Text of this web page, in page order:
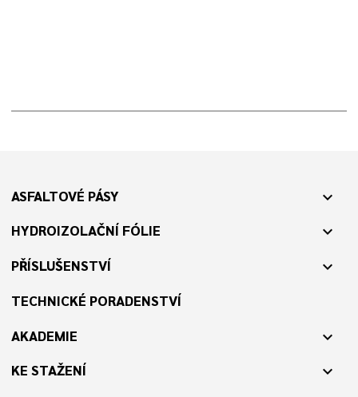
ASFALTOVÉ PÁSY expand_more
HYDROIZOLAČNÍ FÓLIE expand_more
PŘÍSLUŠENSTVÍ expand_more
TECHNICKÉ PORADENSTVÍ
AKADEMIE
expand_more
KE STAŽENÍ expand_more